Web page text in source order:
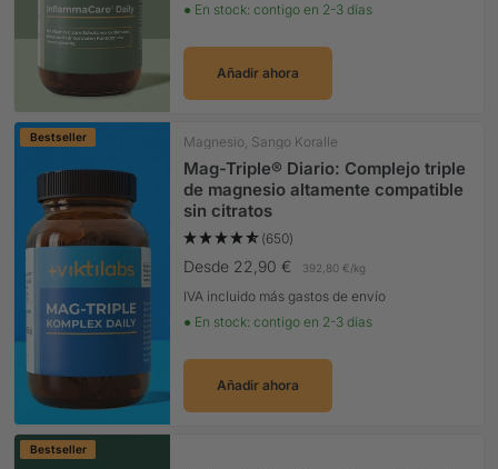
● En stock: contigo en 2-3 días
Añadir ahora
Bestseller Magnesio, Sango Koralle
Mag-Triple® Diario: Complejo triple
de magnesio altamente compatible
sin citratos
(650)
Precio Oferta
Desde 22,90 € 392,80 €/kg
IVA incluido más gastos de envío
● En stock: contigo en 2-3 días
Añadir ahora
Bestseller